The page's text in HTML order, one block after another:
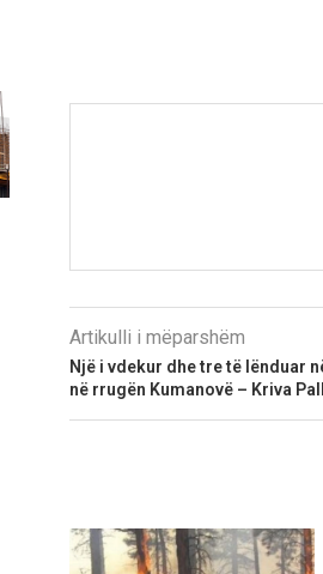
Artikulli i mëparshëm
Një i vdekur dhe tre të lënduar
në rrugën Kumanovë – Kriva